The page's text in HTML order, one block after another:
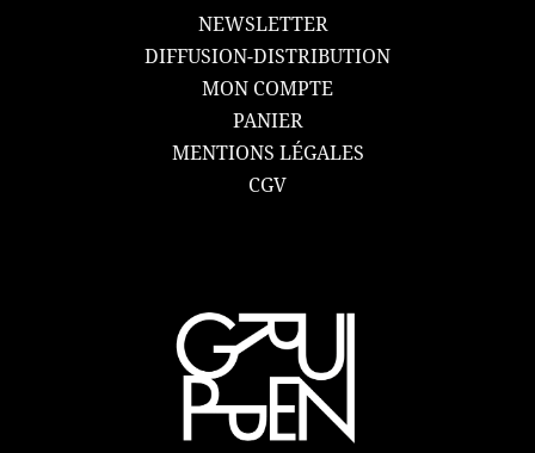
NEWSLETTER
DIFFUSION-DISTRIBUTION
MON COMPTE
PANIER
MENTIONS LÉGALES
CGV